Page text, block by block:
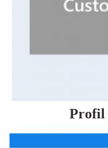
Profil